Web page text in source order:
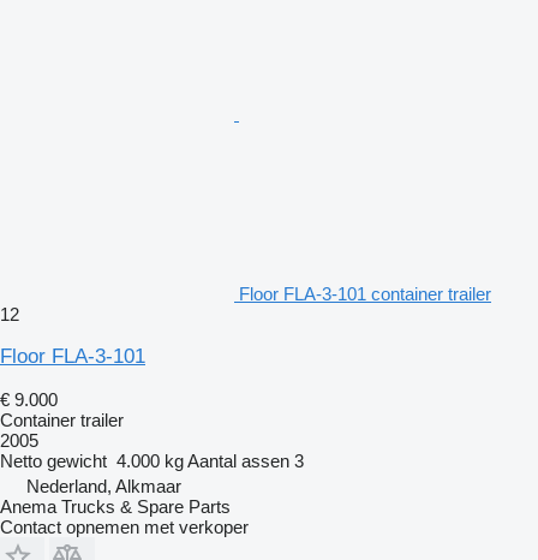
Floor FLA-3-101 container trailer
12
Floor FLA-3-101
€ 9.000
Container trailer
2005
Netto gewicht 4.000 kgAantal assen 3
Nederland, Alkmaar
Anema Trucks & Spare Parts
Contact opnemen met verkoper